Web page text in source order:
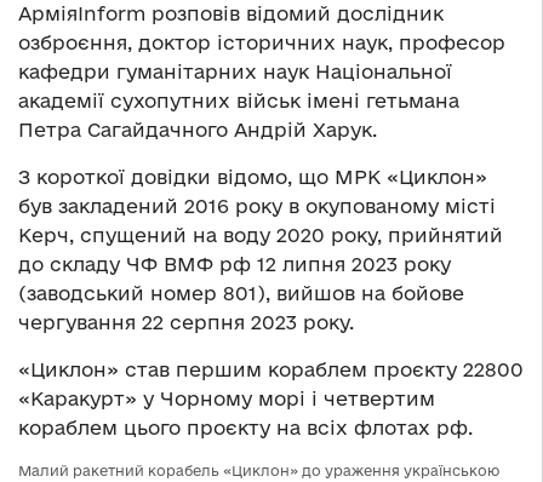
АрміяInform розповів відомий дослідник
озброєння, доктор історичних наук, професор
кафедри гуманітарних наук Національної
академії сухопутних військ імені гетьмана
Петра Сагайдачного Андрій Харук.
З короткої довідки відомо, що МРК «Циклон»
був закладений 2016 року в окупованому місті
Керч, спущений на воду 2020 року, прийнятий
до складу ЧФ ВМФ рф 12 липня 2023 року
(заводський номер 801), вийшов на бойове
чергування 22 серпня 2023 року.
«Циклон» став першим кораблем проєкту 22800
«Каракурт» у Чорному морі і четвертим
кораблем цього проєкту на всіх флотах рф.
Малий ракетний корабель «Циклон» до ураження українською